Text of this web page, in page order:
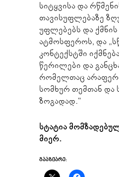
სიტყვისა და
თავისუფლებაზე
უფლებებს და ქმნის
ატმოსფეროს, და
კონტექსტში
წერილები და
რომელთაც
სომხურ თემთან და
ზოგადად.“
სტატია
მიერ.
ᲒᲐᲐᲖᲘᲐᲠᲔ: